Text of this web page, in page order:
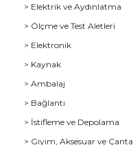
> Elektrik ve Aydınlatma
> Ölçme ve Test Aletleri
> Elektronik
> Kaynak
> Ambalaj
> Bağlantı
> İstifleme ve Depolama
> Giyim, Aksesuar ve Çanta